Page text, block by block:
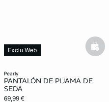
pearly
PANTALÓN DE PIJAMA DE
SEDA
69,99 €
Exclu Web